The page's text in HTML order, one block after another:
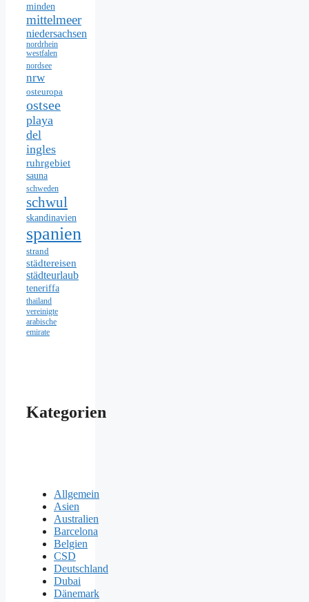
minden
mittelmeer
niedersachsen
nordrhein
westfalen
nordsee
nrw
osteuropa
ostsee
playa
del
ingles
ruhrgebiet
sauna
schweden
schwul
skandinavien
spanien
strand
städtereisen
städteurlaub
teneriffa
thailand
vereinigte
arabische
emirate
Kategorien
Allgemein
Asien
Australien
Barcelona
Belgien
CSD
Deutschland
Dubai
Dänemark